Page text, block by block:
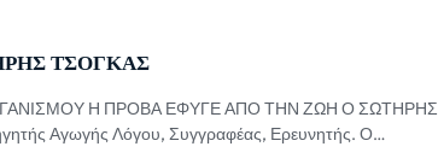
ΤΣΟΓΚΑΣ
Η ΠΡΟΒΑ ΕΦΥΓΕ ΑΠΟ ΤΗΝ ΖΩΗ Ο ΣΩΤΗΡΗΣ
Αγωγής Λόγου, Συγγραφέας, Ερευνητής. Ο